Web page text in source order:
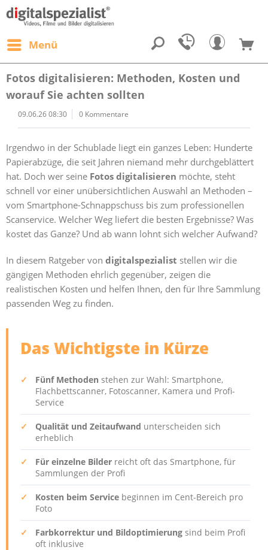
Menü
Fotos digitalisieren: Methoden, Kosten und
worauf Sie achten sollten
09.06.26 08:30 0 Kommentare
Irgendwo in der Schublade liegt ein ganzes Leben: Hunderte
Papierabzüge, die seit Jahren niemand mehr durchgeblättert
hat. Doch wer seine Fotos digitalisieren möchte, steht
schnell vor einer unübersichtlichen Auswahl an Methoden –
vom Smartphone-Schnappschuss bis zum professionellen
Scanservice. Welcher Weg liefert die besten Ergebnisse? Was
kostet das Ganze? Und ab wann lohnt sich welcher Aufwand?
In diesem Ratgeber von digitalspezialist stellen wir die
gängigen Methoden ehrlich gegenüber, zeigen die
realistischen Kosten und helfen Ihnen, den für Ihre Sammlung
passenden Weg zu finden.
Das Wichtigste in Kürze
✓ Fünf Methoden stehen zur Wahl: Smartphone,
Flachbettscanner, Fotoscanner, Kamera und Profi-
Service
✓ Qualität und Zeitaufwand unterscheiden sich
erheblich
✓ Für einzelne Bilder reicht oft das Smartphone, für
Sammlungen der Profi
✓ Kosten beim Service beginnen im Cent-Bereich pro
Foto
✓ Farbkorrektur und Bildoptimierung sind beim Profi
oft inklusive